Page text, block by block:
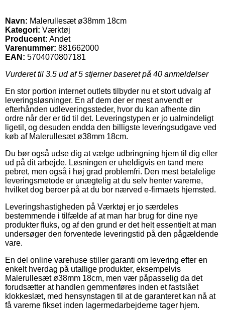
Navn: Malerullesæt ø38mm 18cm
Kategori: Værktøj
Producent: Andet
Varenummer: 881662000
EAN: 5704070807181
Vurderet til 3.5 ud af 5 stjerner baseret på 40 anmeldelser
En stor portion internet outlets tilbyder nu et stort udvalg af
leveringsløsninger. En af dem der er mest anvendt er
efterhånden udleveringssteder, hvor du kan afhente din
ordre når der er tid til det. Leveringstypen er jo ualmindeligt
ligetil, og desuden endda den billigste leveringsudgave ved
køb af Malerullesæt ø38mm 18cm.
Du bør også udse dig at vælge udbringning hjem til dig eller
ud på dit arbejde. Løsningen er uheldigvis en tand mere
pebret, men også i høj grad problemfri. Den mest betalelige
leveringsmetode er unægtelig at du selv henter varerne,
hvilket dog beroer på at du bor nærved e-firmaets hjemsted.
Leveringshastigheden på Værktøj er jo særdeles
bestemmende i tilfælde af at man har brug for dine nye
produkter fluks, og af den grund er det helt essentielt at man
undersøger den forventede leveringstid på den pågældende
vare.
En del online varehuse stiller garanti om levering efter en
enkelt hverdag på utallige produkter, eksempelvis
Malerullesæt ø38mm 18cm, men vær påpasselig da det
forudsætter at handlen gemmenføres inden et fastslået
klokkeslæt, med hensynstagen til at de garanteret kan nå at
få varerne fikset inden lagermedarbejderne tager hjem.